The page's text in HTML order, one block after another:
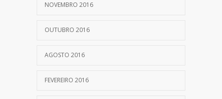
NOVEMBRO 2016
OUTUBRO 2016
AGOSTO 2016
FEVEREIRO 2016